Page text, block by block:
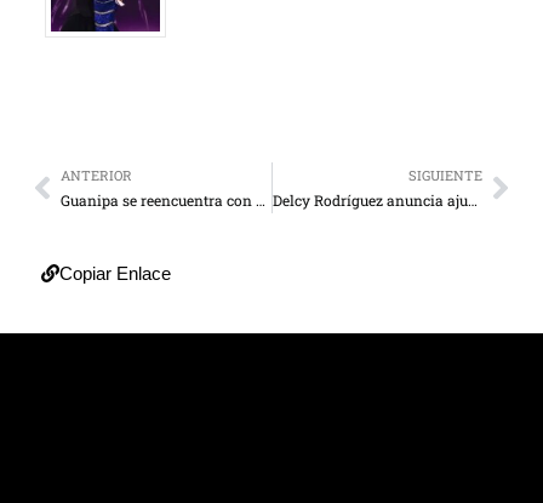
ANTERIOR
Guanipa se reencuentra con Machado: “Pronto estaremos juntos en las calles”
SIGUIENTE
Delcy Rodríguez anuncia ajuste del salario mínimo integral a $240 y las pensiones a $70
Copiar Enlace